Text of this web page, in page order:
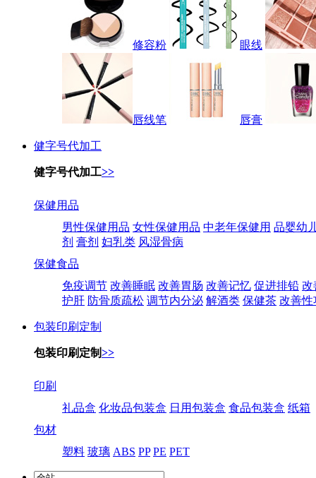
修容粉 眼线
唇线笔 唇膏
健字号代加工
健字号代加工>>
保健用品
男性保健用品 女性保健用品 中老年保健用 品婴幼
剂 膏剂 妇乳类 风湿骨病
保健食品
免疫调节 改善睡眠 改善胃肠 改善记忆 促进排铅 改
护肝 防骨质疏松 调节内分泌 解酒类 保健茶 改善性
包装印刷定制
包装印刷定制>>
印刷
礼品盒 化妆品包装盒 日用包装盒 食品包装盒 纸箱
包材
塑料 玻璃 ABS PP PE PET